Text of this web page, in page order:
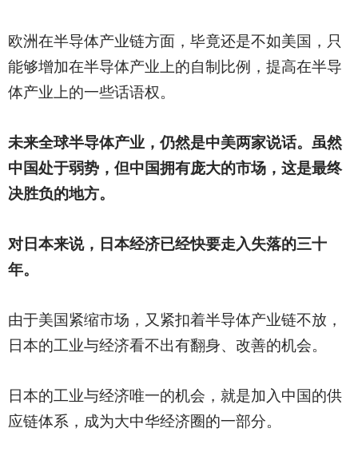
欧洲在半导体产业链方面，毕竟还是不如美国，只
能够增加在半导体产业上的自制比例，提高在半导
体产业上的一些话语权。
未来全球半导体产业，仍然是中美两家说话。虽然
中国处于弱势，但中国拥有庞大的市场，这是最终
决胜负的地方。
对日本来说，日本经济已经快要走入失落的三十
年。
由于美国紧缩市场，又紧扣着半导体产业链不放，
日本的工业与经济看不出有翻身、改善的机会。
日本的工业与经济唯一的机会，就是加入中国的供
应链体系，成为大中华经济圈的一部分。